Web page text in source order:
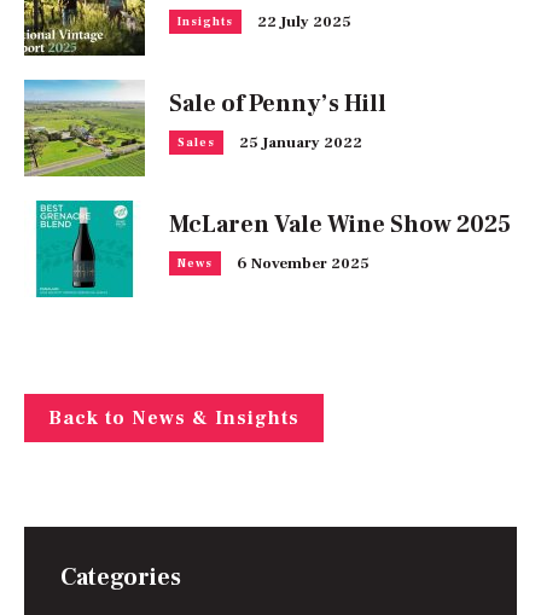
Insights 22 July 2025
Sale of Penny’s Hill
Sales 25 January 2022
McLaren Vale Wine Show 2025
News 6 November 2025
Back to News & Insights
Categories